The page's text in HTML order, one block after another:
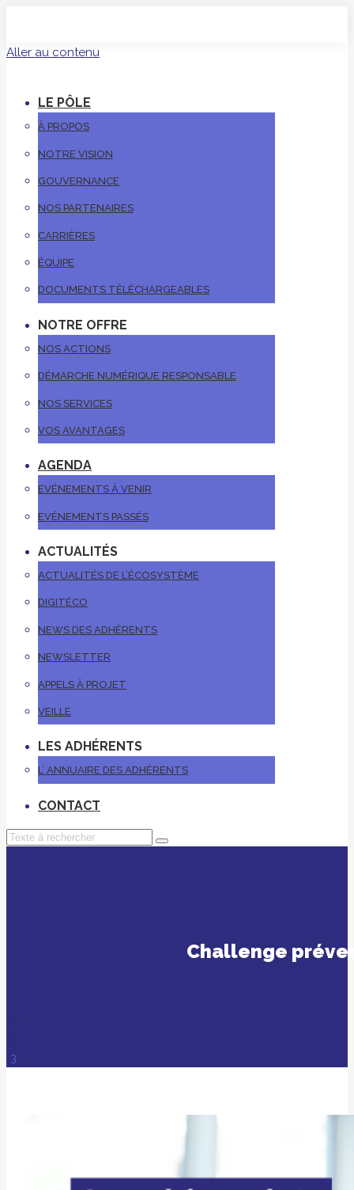
Aller au contenu
LE PÔLE
À PROPOS
NOTRE VISION
GOUVERNANCE
NOS PARTENAIRES
CARRIÈRES
ÉQUIPE
DOCUMENTS TÉLÉCHARGEABLES
NOTRE OFFRE
NOS ACTIONS
DÉMARCHE NUMÉRIQUE RESPONSABLE
NOS SERVICES
VOS AVANTAGES
AGENDA
EVÉNEMENTS À VENIR
EVÉNEMENTS PASSÉS
ACTUALITÉS
ACTUALITÉS DE L’ÉCOSYSTÈME
DIGITÉCO
NEWS DES ADHÉRENTS
NEWSLETTER
APPELS À PROJET
VEILLE
LES ADHÉRENTS
L’ ANNUAIRE DES ADHÉRENTS
CONTACT
Challenge